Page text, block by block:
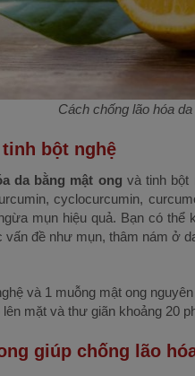
Cách chống lão hóa
bột nghệ
da bằng mật ong và tinh bột
cyclocurcumin,
mụn hiệu quả. Bạn có
vấn đề như mụn, thâm nám ở
và 1 muỗng mật ong
mặt và thư giãn khoảng 20
giúp chống lão